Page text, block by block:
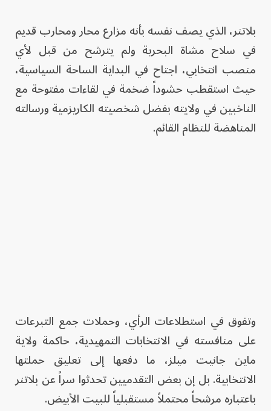
بلاتنر، الذي يصف نفسه بأنه مزارع محار ومحارب قديم
في سلاح مشاة البحرية ولم يترشح من قبل لأي
منصب انتخابي، اجتاح في البداية الساحة السياسية،
حيث استقطب حشوداً ضخمة في لقاءات مفتوحة مع
الناخبين في ولايته بفضل شخصيته الكاريزمية ورسالته
المناهضة للنظام القائم.
وتفوق في استطلاعات الرأي، وحملات جمع التبرعات
على منافسته في الانتخابات التمهيدية، حاكمة ولاية
ماين جانيت ميلز، ما دفعها إلى تعليق حملتها
الانتخابية. بل إن بعض التقدميين تحدثوا سراً عن بلاتنر
باعتباره مرشحاً محتملاً مستقبلياً للبيت الأبيض.